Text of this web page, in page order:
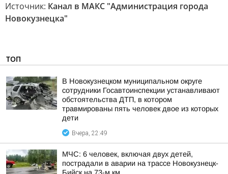
Источник: Канал в МАКС "Администрация города
Новокузнецка"
ТОП
В Новокузнецком муниципальном округе
сотрудники Госавтоинспекции устанавливают
обстоятельства ДТП, в котором
травмированы пять человек двое из которых
дети
Вчера, 22:49
МЧС: 6 человек, включая двух детей,
пострадали в аварии на трассе Новокузнецк-